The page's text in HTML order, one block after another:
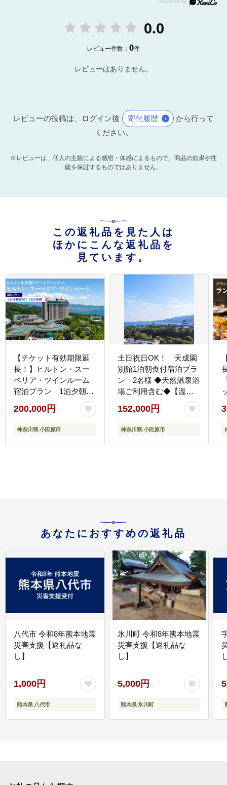
0.0
レビュー件数：0件
レビューはありません。
レビューの投稿は、ログイン後 寄付履歴
から行って
ください。
※レビューは、個人の主観による感想・体感によるもので、商品の効果や性
能を保証するものではありません。
この返礼品を見た人は
ほかにこんな返礼品を
見ています。
【チケット有効期限延
長！】ヒルトン・スー
ペリア・ツインルーム
宿泊プラン 1泊夕朝食
付き 平日 ＜1組2名
様＞★オーシャンビュ
ー！天然温泉大浴場、
【オーシャンビュー フ
200,000円
神奈川県 小田原市
土日祝日OK！ 天成園
別館1泊朝食付宿泊プラ
ン 2名様 ◆天然温泉浴
場ご利用含む◆【温泉
ホテル・旅館 旅行 宿泊
体験・チケッ ト 天成園
天然温泉 箱根湯本 旅籠
様 神奈川県 小田原市 】
152,000円
神奈川県 小田原市
あなたにおすすめの返礼品
八代市 令和8年熊本地震
災害支援【返礼品な
し】
1,000円
熊本県 八代市
氷川町 令和8年熊本地震
災害支援【返礼品な
し】
5,000円
熊本県 氷川町